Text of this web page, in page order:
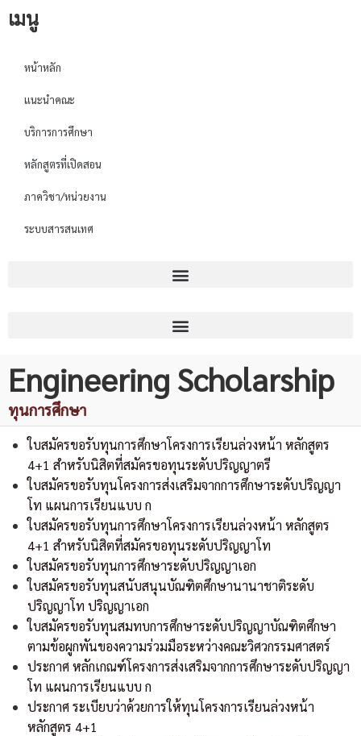
เมนู
หน้าหลัก
แนะนำคณะ
บริการการศึกษา
หลักสูตรที่เปิดสอน
ภาควิชา/หน่วยงาน
ระบบสารสนเทศ
Engineering Scholarship
ทุนการศึกษา
ใบสมัครขอรับทุนการศึกษาโครงการเรียนล่วงหน้า หลักสูตร
4+1 สำหรับนิสิตที่สมัครขอทุนระดับปริญญาตรี
ใบสมัครขอรับทุนโครงการส่งเสริมจากการศึกษาระดับปริญญา
โท แผนการเรียนแบบ ก
ใบสมัครขอรับทุนการศึกษาโครงการเรียนล่วงหน้า หลักสูตร
4+1 สำหรับนิสิตที่สมัครขอทุนระดับปริญญาโท
ใบสมัครขอรับทุนการศึกษาระดับปริญญาเอก
ใบสมัครขอรับทุนสนับสนุนบัณฑิตศึกษานานาชาติระดับ
ปริญญาโท ปริญญาเอก
ใบสมัครขอรับทุนสมทบการศึกษาระดับปริญญาบัณฑิตศึกษา
ตามข้อผูกพันของความร่วมมือระหว่างคณะวิศวกรรมศาสตร์
ประกาศ หลักเกณฑ์โครงการส่งเสริมจากการศึกษาระดับปริญญา
โท แผนการเรียนแบบ ก
ประกาศ ระเบียบว่าด้วยการให้ทุนโครงการเรียนล่วงหน้า
หลักสูตร 4+1